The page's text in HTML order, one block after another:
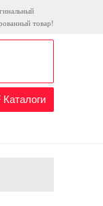
товар!
Каталоги